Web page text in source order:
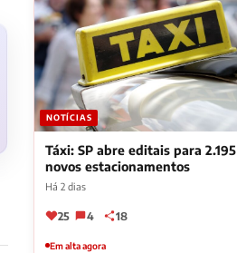
NOTÍCIAS
Táxi: SP abre editais para 2.195
novos estacionamentos
Há 2 dias
25 4 18
Em alta agora